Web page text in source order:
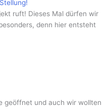
ruft! Dieses Mal dürfen wir
denn hier entsteht
geöffnet und auch wir wollten